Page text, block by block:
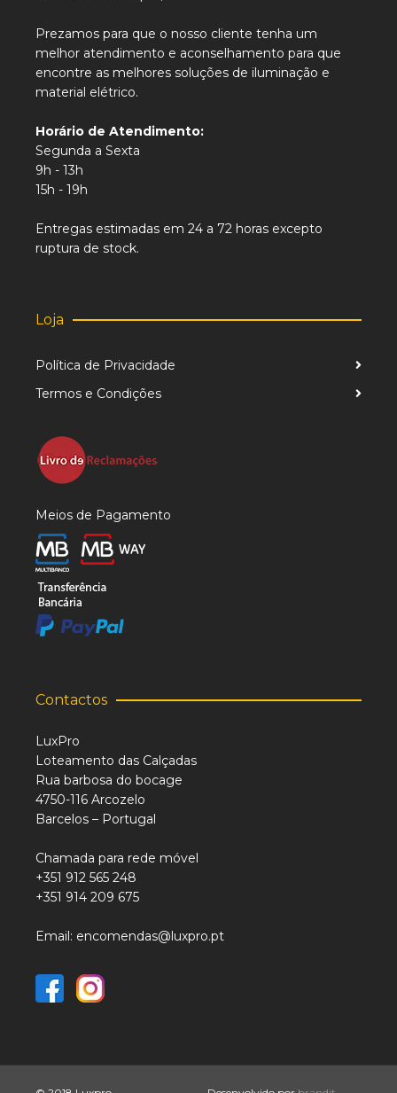
Prezamos para que o nosso cliente tenha um
melhor atendimento e aconselhamento para que
encontre as melhores soluções de iluminação e
material elétrico.
Horário de Atendimento:
Segunda a Sexta
9h - 13h
15h - 19h
Entregas estimadas em 24 a 72 horas excepto
ruptura de stock.
Loja
Política de Privacidade
Termos e Condições
Meios de Pagamento
Contactos
LuxPro
Loteamento das Calçadas
Rua barbosa do bocage
4750-116 Arcozelo
Barcelos – Portugal
Chamada para rede móvel
+351 912 565 248
+351 914 209 675
Email: encomendas@luxpro.pt